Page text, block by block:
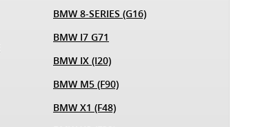
BMW 8-SERIES (G16)
BMW I7 G71
BMW IX (I20)
BMW M5 (F90)
BMW X1 (F48)